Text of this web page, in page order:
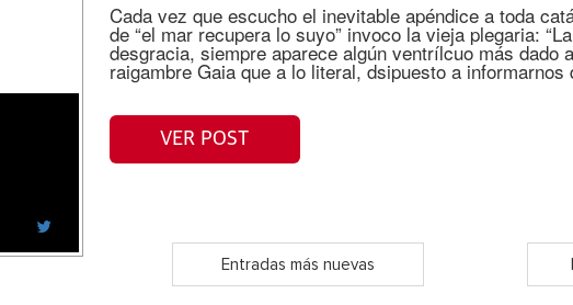
Cada vez que escucho el inevitable apéndice a toda
de “el mar recupera lo suyo” invoco la vieja plegaria:
desgracia, siempre aparece algún ventrílcuo más dado
raigambre Gaia que a lo literal, dsipuesto a
VER POST
Entradas más nuevas